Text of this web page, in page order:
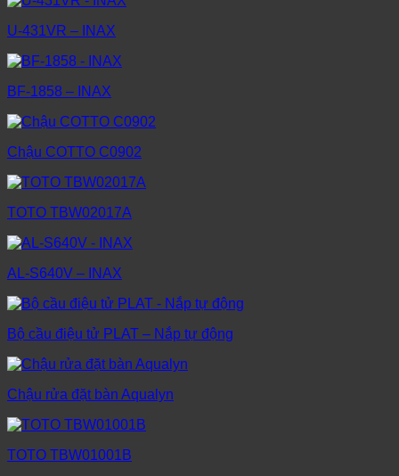
U-431VR – INAX
BF-1858 – INAX
Chậu COTTO C0902
TOTO TBW02017A
AL-S640V – INAX
Bộ cầu điệu tử PLAT – Nắp tự động
Chậu rửa đặt bàn Aqualyn
TOTO TBW01001B